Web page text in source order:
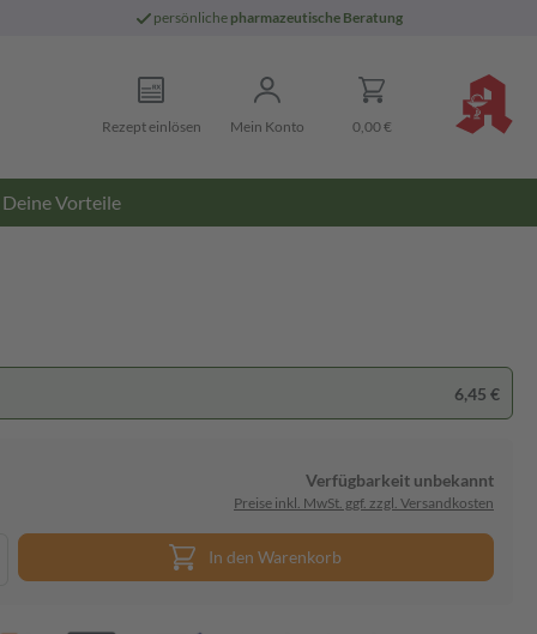
persönliche pharmazeutische Beratung
Rezept einlösen Mein Konto 0,00 €
Deine Vorteile
6,45 €
Verfügbarkeit unbekannt
Preise inkl. MwSt. ggf. zzgl. Versandkosten
In den Warenkorb